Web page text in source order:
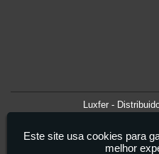
Luxfer -
Este site usa cookies para
melhor